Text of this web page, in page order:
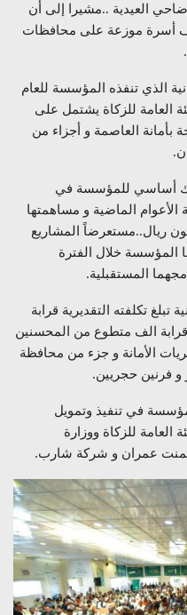
العيدية ..مشيرا إلى أن
برنامج إطعام تستهدف 41الف أسرة موزعة على محافظات
الذي تنفذه المؤسسة للعام
العامة للزكاة يشتمل على
محتاجة بأمانة العاصمة و أجزاء من
أساسي للمؤسسة في
الأعوام الماضية و مساهمتها
في المشروع بمبلغ 400 مليون ريال..مستعرضاً المشاريع
المؤسسة خلال الفترة
المستقبلية.
تكلفته التقديرية قرابة
فيه قرابة الف متطوع من المحسنين
في مديريات الأمانة و جزء من محافظة
و فرنين حجريين.
في تنفيذ وتمويل
العامة للزكاة ووزارة
عمران و شركة شارب.